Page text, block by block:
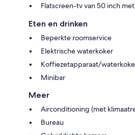
Flatscreen-tv van 50 inch
Eten en drinken
Beperkte roomservice
Elektrische waterkoker
Koffiezetapparaat/
Minibar
Meer
Airconditioning (met
Bureau